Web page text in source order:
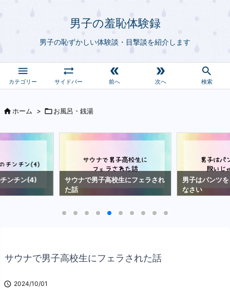
男子の羞恥体験録
男子の恥ずかしい体験談・目撃談を紹介します
 
サイドバー

前へ

次へ

検索
ホーム > お風呂・銭湯
ンチン(4)
サウナで男子高校生にフェラされ
た話
男子はパンツ
なさい
サウナで男子高校生にフェラされた話
 2024/10/01